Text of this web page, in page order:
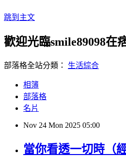
跳到主文
歡迎光臨smile89098在
部落格全站分類： 生活綜合
相簿
部落格
名片
Nov 24 Mon 2025 05:00
當你看透一切時